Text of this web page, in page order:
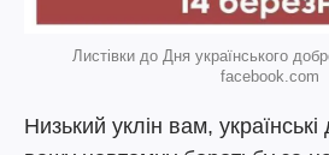
Листівки до Дня українського
facebook.com
Низький уклін вам,